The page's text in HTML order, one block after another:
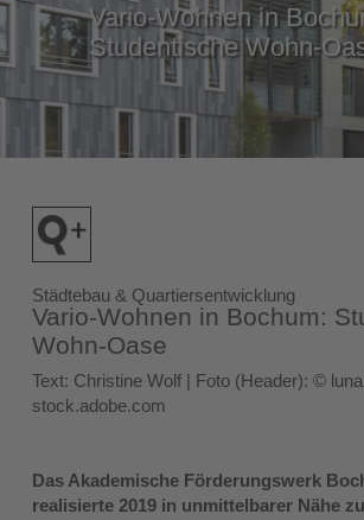
Vario-Wohnen in
Studentische Wohn-
Städtebau & Quartiersentwicklung
Vario-Wohnen in Bochum:
Wohn-Oase
Text: Christine Wolf | Foto (Header): ©
stock.adobe.com
Das Akademische Förderungswerk
realisierte 2019 in unmittelbarer Nähe